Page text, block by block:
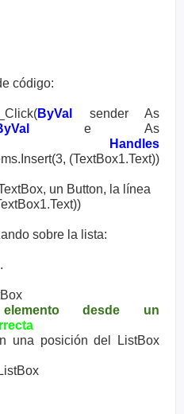
código:
ByVal
sender As
e As
Handles
(TextBox1.Text))
un Button, la línea
sobre la lista:
desde un
una posición del ListBox